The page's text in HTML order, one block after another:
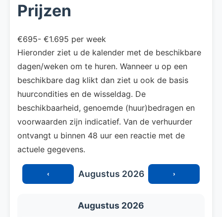
Prijzen
€695- €1.695 per week
Hieronder ziet u de kalender met de beschikbare
dagen/weken om te huren. Wanneer u op een
beschikbare dag klikt dan ziet u ook de basis
huurcondities en de wisseldag. De
beschikbaarheid, genoemde (huur)bedragen en
voorwaarden zijn indicatief. Van de verhuurder
ontvangt u binnen 48 uur een reactie met de
actuele gegevens.
‹ Augustus 2026 ›
Augustus 2026